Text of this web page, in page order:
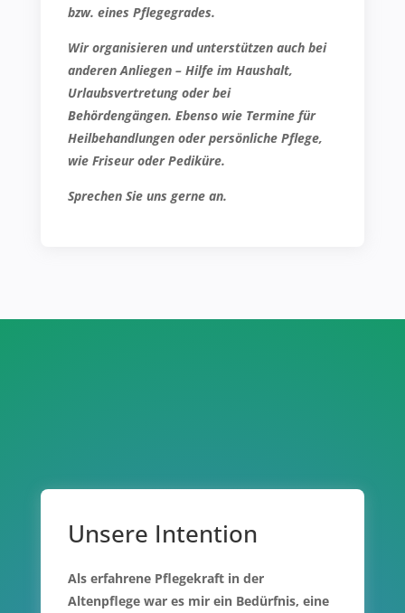
bzw. eines Pflegegrades.
Wir organisieren und unterstützen auch bei
anderen Anliegen – Hilfe im Haushalt,
Urlaubsvertretung oder bei
Behördengängen. Ebenso wie Termine für
Heilbehandlungen oder persönliche Pflege,
wie Friseur oder Pediküre.
Sprechen Sie uns gerne an.
Unsere Intention
Als erfahrene Pflegekraft in der
Altenpflege war es mir ein Bedürfnis, eine